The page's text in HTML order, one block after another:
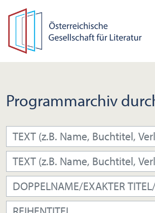
Programmarchiv